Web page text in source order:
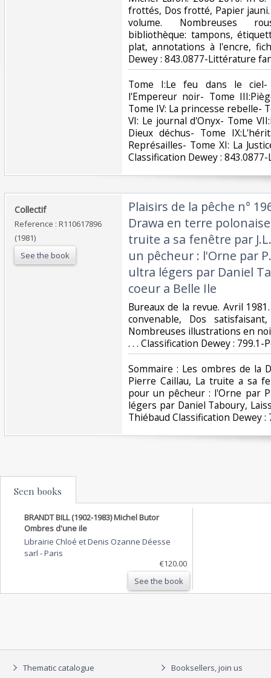
frottés, Dos frotté, Papier
volume. Nombreuses
bibliothèque: tampons,
plat, annotations à l'encre,
Dewey : 843.0877-Littérature
‎Tome I:Le feu dans le
l'Empereur noir- Tome
Tome IV: La princesse rebelle-
VI: Le journal d'Onyx- Tome
Dieux déchus- Tome
Représailles- Tome XI: La
Classification Dewey :
‎Collectif‎
Reference : R110617896
(1981)
See the book
‎Plaisirs de la pêche n°
Drawa en terre
truite a sa fenêtre par
un pêcheur : l'Orne par
ultra légers par Daniel
coeur a Belle Ile‎
‎Bureaux de la revue. Avril
convenable, Dos
Nombreuses illustrations en
. . . Classification Dewey : 799.1-
‎Sommaire : Les ombres de la
Pierre Caillau, La truite a sa
pour un pêcheur : l'Orne par
légers par Daniel Taboury,
Thiébaud Classification Dewey :
Seen books
BRANDT BILL (1902-1983) Michel Butor
Ombres d'une ile
Librairie Chloé et Denis Ozanne Déesse
sarl -Paris
€120.00
See the book
Thematic catalogue
Booksellers, join us